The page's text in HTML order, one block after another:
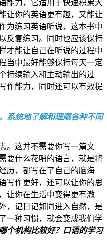
能力，它适用于快速积累大
让你的英语更有趣，又能让
为练习英语听说，这本书中
反复练习。同时也应该保持
才能让自己在听说的过程中
当中最好能够保持每天一定
持续输入和主动输出的过
作能力，同时还可以有效提
系统地了解和理顺各种不同
。这并不需要你写一篇文
要什么花哨的语言，就是将
历，都写在了自己的脑海
写作更好，还可以让你的思
让你在生活中变得更有激
，记日记如同进入自然，是
一种习惯，就会变成我们学
个机构比较好？口语的学习